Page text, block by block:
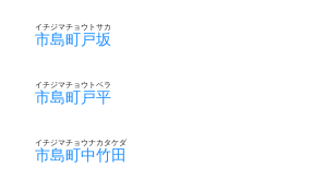
市島町戸坂
イチジマチョウトサカ
市島町戸平
イチジマチョウトベラ
市島町中竹田
イチジマチョウナカタケダ